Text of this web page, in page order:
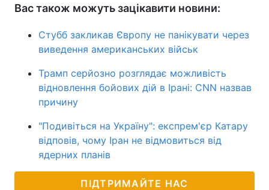
Вас також можуть зацікавити новини:
Стубб закликав Європу не панікувати через
виведення американських військ
Трамп серйозно розглядає можливість
відновлення бойових дій в Ірані: CNN назвав
причину
"Подивіться на Україну": експрем'єр Катару
відповів, чому Іран не відмовиться від
ядерних планів
ПІДТРИМАЙТЕ НАС